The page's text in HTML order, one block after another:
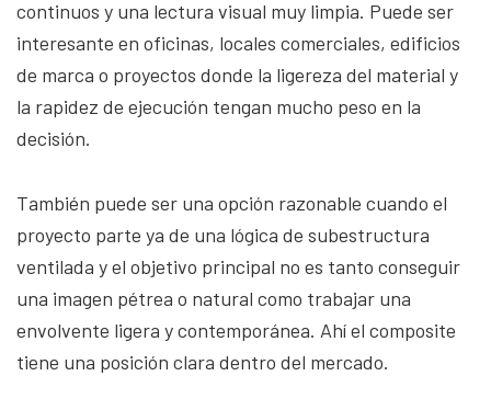
continuos y una lectura visual muy limpia. Puede ser
interesante en oficinas, locales comerciales, edificios
de marca o proyectos donde la ligereza del material y
la rapidez de ejecución tengan mucho peso en la
decisión.
También puede ser una opción razonable cuando el
proyecto parte ya de una lógica de subestructura
ventilada y el objetivo principal no es tanto conseguir
una imagen pétrea o natural como trabajar una
envolvente ligera y contemporánea. Ahí el composite
tiene una posición clara dentro del mercado.